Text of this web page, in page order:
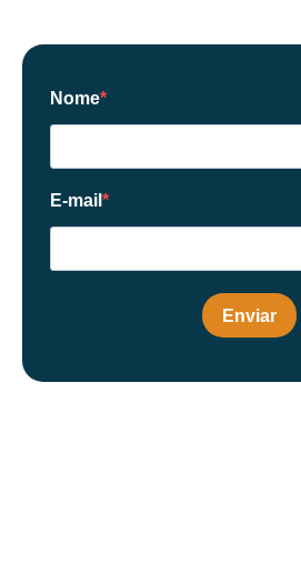
Nome
E-mail
Enviar